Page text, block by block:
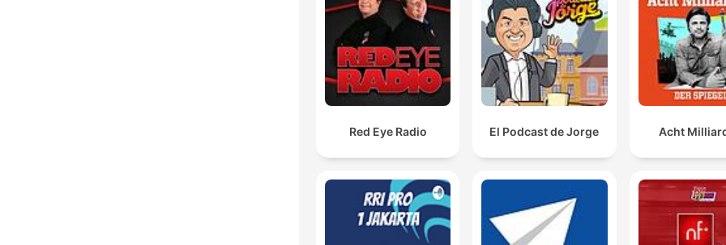
Red Eye Radio El Podcast de Jorge Acht